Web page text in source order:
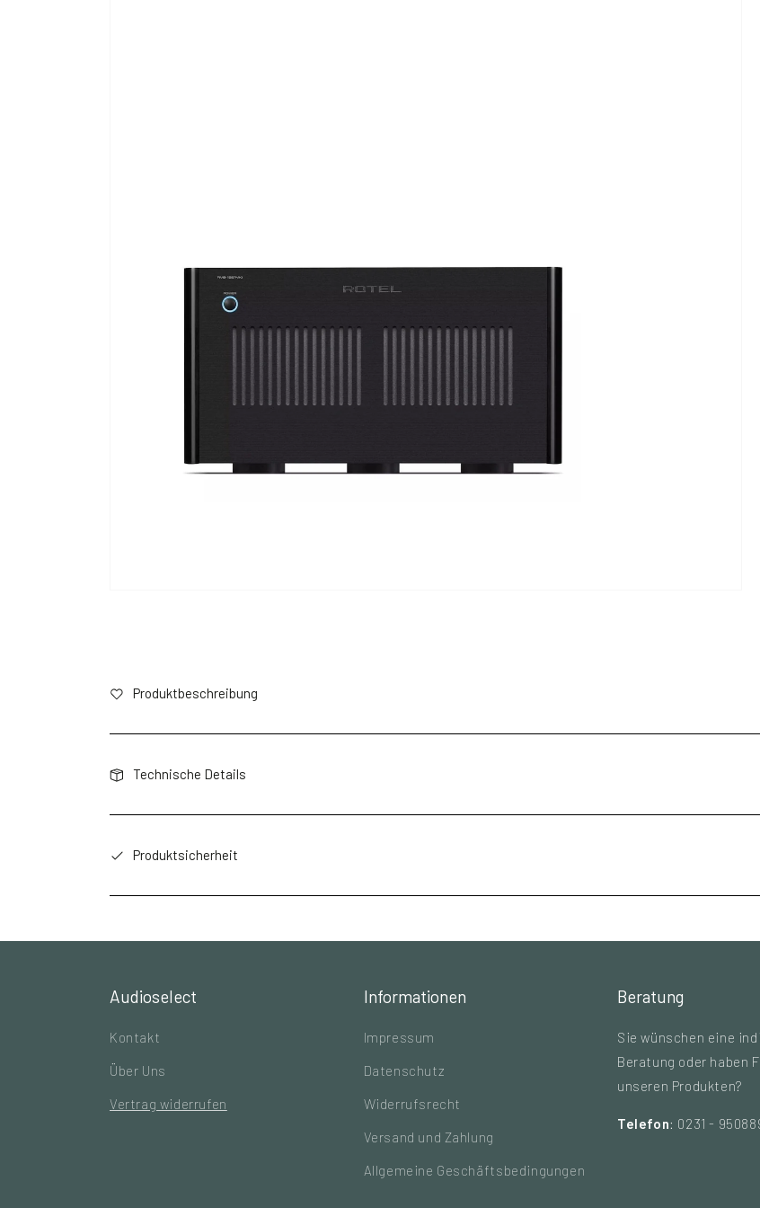
Produktbeschreibung
Technische Details
Produktsicherheit
Audioselect
Kontakt
Über Uns
Vertrag widerrufen
Informationen
Impressum
Datenschutz
Widerrufsrecht
Versand und Zahlung
Allgemeine Geschäftsbedingungen
Beratung
Sie wünschen eine
Beratung oder haben
unseren Produkten?
Telefon: 0231 -